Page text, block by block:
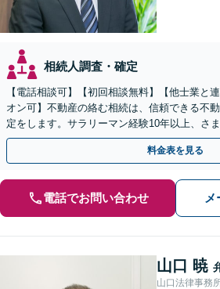
相続人調査・確定
【電話相談可】【初回相談無料】【他士業と
オン可】不動産の絡む相続は、信頼できる不
定をします。サラリーマン経験10年以上、さ
ちが分かります。遺産分割や相続放棄もお任
料金表を見る
電話でお問い合わせ
山口 暁
山口法律事務